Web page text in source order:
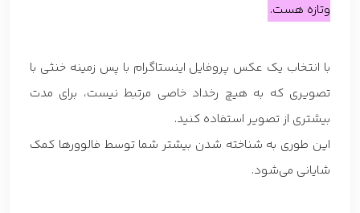
وتازه هست.
با انتخاب یک عکس پروفایل اینستاگرام با پس زمینه خنثی با
تصویری که به هیچ رخداد خاصی مرتبط نیست، برای مدت
بیشتری از تصویر استفاده کنید.
این طوری به شناخته شدن بیشتر شما توسط فالوورها کمک
شایانی می‌شود.